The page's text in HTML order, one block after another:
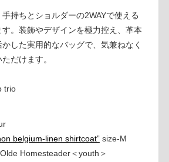
持ちとショルダーの2WAYで使える
。装飾やデザインを極力控え、革本
した実用的なバッグで、気兼ねなく
だけます。
trio
belgium-linen shirtcoat”size-M
Homesteader＜youth＞